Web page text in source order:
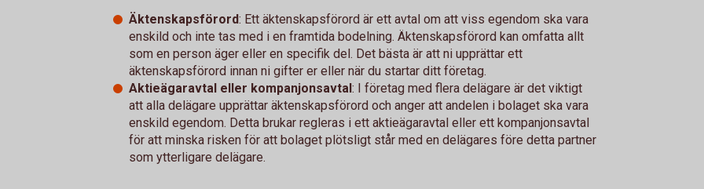
Äktenskapsförord: Ett äktenskapsförord är ett avtal om att viss egendom ska vara
enskild och inte tas med i en framtida bodelning. Äktenskapsförord kan omfatta allt
som en person äger eller en specifik del. Det bästa är att ni upprättar ett
äktenskapsförord innan ni gifter er eller när du startar ditt företag.
Aktieägaravtal eller kompanjonsavtal: I företag med flera delägare är det viktigt
att alla delägare upprättar äktenskapsförord och anger att andelen i bolaget ska vara
enskild egendom. Detta brukar regleras i ett aktieägaravtal eller ett kompanjonsavtal
för att minska risken för att bolaget plötsligt står med en delägares före detta partner
som ytterligare delägare.